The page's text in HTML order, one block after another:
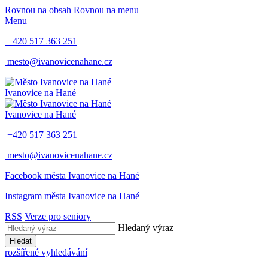
Rovnou na obsah Rovnou na menu
Menu
+420 517 363 251
mesto@ivanovicenahane.cz
Ivanovice na Hané
Ivanovice na Hané
+420 517 363 251
mesto@ivanovicenahane.cz
Facebook města Ivanovice na Hané
Instagram města Ivanovice na Hané
RSS Verze pro seniory
Hledaný výraz
Hledat
rozšířené vyhledávání